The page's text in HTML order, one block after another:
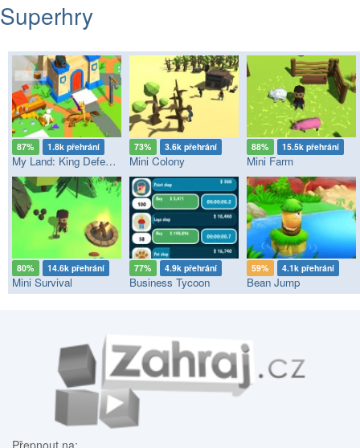
Superhry
87% 1.8k přehrání
My Land: King Defender
73% 3.6k přehrání
Mini Colony
88% 15.5k přehrání
Mini Farm
80% 14.6k přehrání
Mini Survival
77% 4.9k přehrání
Business Tycoon
59% 4.1k přehrání
Bean Jump